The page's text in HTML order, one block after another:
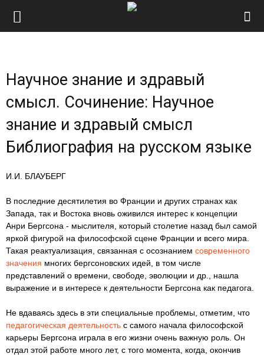
Научное знание и здравый
смысл. Сочинение: Научное
знание и здравый смысл
Библиография на русском языке
И.И. БЛАУБЕРГ
В последние десятилетия во Франции и других странах как
Запада, так и Востока вновь оживился интерес к концепции
Анри Бергсона - мыслителя, который столетие назад был самой
яркой фигурой на философской сцене Франции и всего мира.
Такая реактуализация, связанная с осознанием современного
значения многих бергсоновских идей, в том числе
представлений о времени, свободе, эволюции и др., нашла
выражение и в интересе к деятельности Бергсона как педагога.
Не вдаваясь здесь в эти специальные проблемы, отметим, что
педагогическая деятельность с самого начала философской
карьеры Бергсона играла в его жизни очень важную роль. Он
отдал этой работе много лет, с того момента, когда, окончив